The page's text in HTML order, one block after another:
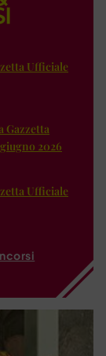
Ufficiale
Gazzetta
2026
Ufficiale